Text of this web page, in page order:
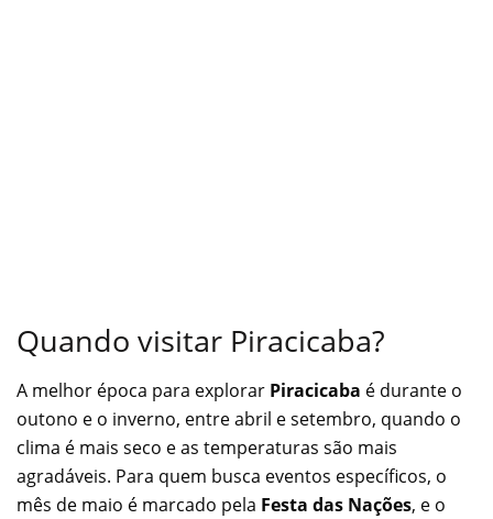
Quando visitar Piracicaba?
A melhor época para explorar Piracicaba é durante o
outono e o inverno, entre abril e setembro, quando o
clima é mais seco e as temperaturas são mais
agradáveis. Para quem busca eventos específicos, o
mês de maio é marcado pela Festa das Nações, e o